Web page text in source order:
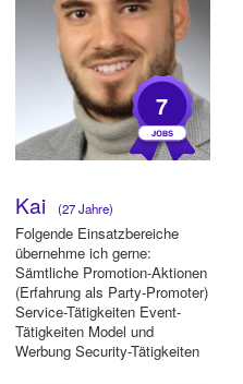
7
Kai (27 Jahre)
Folgende Einsatzbereiche
übernehme ich gerne:
Sämtliche Promotion-Aktionen
(Erfahrung als Party-Promoter)
Service-Tätigkeiten Event-
Tätigkeiten Model und
Werbung Security-Tätigkeiten